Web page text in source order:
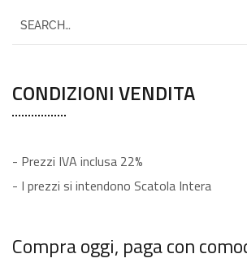
CONDIZIONI VENDITA
- Prezzi IVA inclusa 22%
- I prezzi si intendono Scatola Intera
Compra oggi, paga con